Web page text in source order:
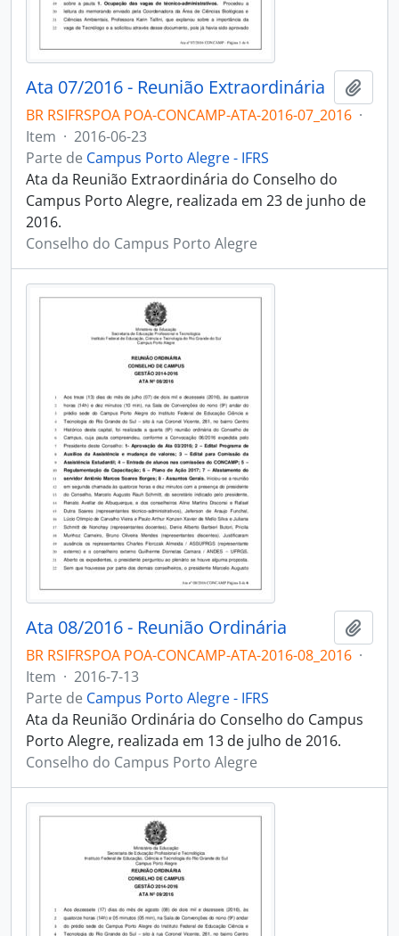
Ata 07/2016 - Reunião Extraordinária
BR RSIFRSPOA POA-CONCAMP-ATA-2016-07_2016 ·
Item · 2016-06-23
Parte de Campus Porto Alegre - IFRS
Ata da Reunião Extraordinária do Conselho do
Campus Porto Alegre, realizada em 23 de junho de
2016.
Conselho do Campus Porto Alegre
Ata 08/2016 - Reunião Ordinária
BR RSIFRSPOA POA-CONCAMP-ATA-2016-08_2016 ·
Item · 2016-7-13
Parte de Campus Porto Alegre - IFRS
Ata da Reunião Ordinária do Conselho do Campus
Porto Alegre, realizada em 13 de julho de 2016.
Conselho do Campus Porto Alegre